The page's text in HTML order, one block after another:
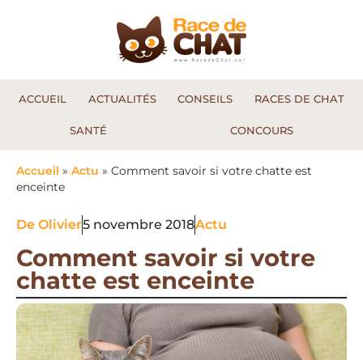
ACCUEIL ACTUALITÉS CONSEILS RACES DE CHAT
SANTÉ CONCOURS
Accueil » Actu » Comment savoir si votre chatte est
enceinte
De Olivier5 novembre 2018Actu
Comment savoir si votre
chatte est enceinte